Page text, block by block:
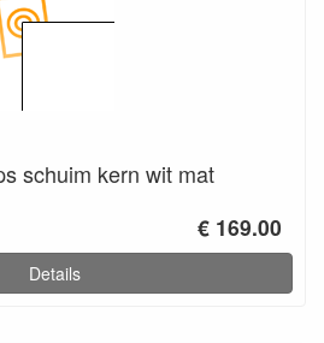
schuim kern wit mat
€ 169.00
Details